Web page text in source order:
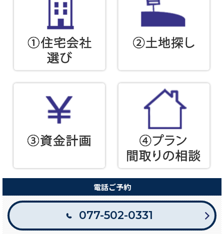
電話ご予約
077-502-0331